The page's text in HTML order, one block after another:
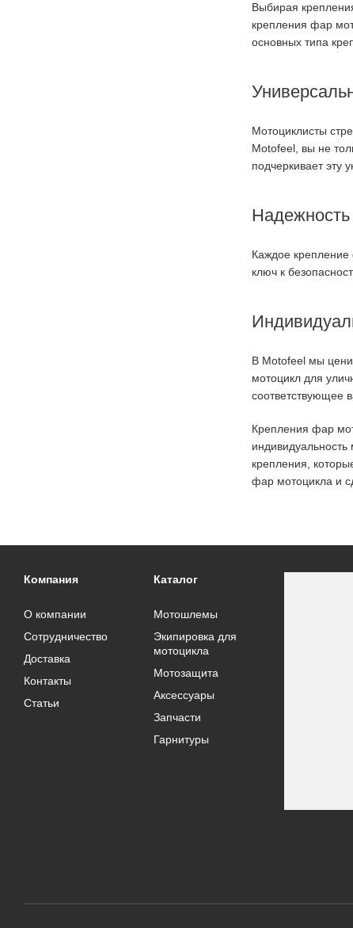
Выбирая
крепления фар
основных типа
Мотоциклисты
Motofeel, вы не
подчеркивает эту
Надежность
Каждое
ключ к
В Motofeel мы
мотоцикл для
соответствующее
Крепления фар
крепления,
фар мотоцикла и
Компания
О компании
Сотрудничество
Доставка
Контакты
Статьи
Каталог
Мотошлемы
Экипировка для
мотоцикла
Мотозащита
Аксессуары
Запчасти
Гарнитуры